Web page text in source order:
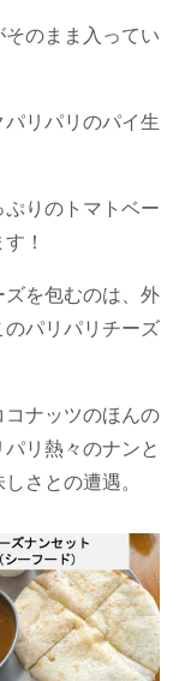
そのまま入ってい
パリパリのパイ生
ぷりのトマトベー
！
ズを包むのは、外
パリパリチーズ
コナッツのほんの
リ熱々のナンと
さとの遭遇。